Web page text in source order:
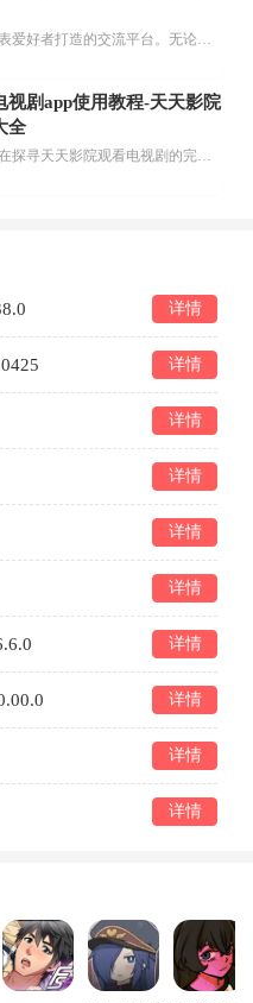
米坛社区是专为钟表爱好者打造的交流平台。无论你是初涉钟表领域的普通爱好者，还是拥有多年收藏经验的资深玩家，都能在此找到属于自己的天地。 无需注册，就能轻松参与其中。通过专业的讨论论坛与丰富的交互功能，你可与世界各地的钟表爱好者畅快交流。若你钟情于钟表，米坛社区无疑是值得一试的理想之选。在这里，你能获取最新的手表资讯，交流见解，提升鉴赏品味，让每一块手表都成为收藏故事中重要的一部分。感兴趣的朋友，不要错过下载机会。...
视剧app使用教程-天天影院
全
不少影视爱好者都在探寻天天影院观看电视剧的完整方法，结合最新平台使用规则，本篇新手入门攻略全面讲解观看渠道、检索流程、播放设置以及画面模式调整等实用内容。全文适配手机、电脑等主流设备，步骤简洁易懂，无论是初次使用的新手，还是想要优化观影体验的用户，都能参照内容快速上手，熟练掌握平台各项操作技巧，轻松畅享影视内容。...
详情
详情
详情
详情
详情
详情
详情
详情
详情
详情